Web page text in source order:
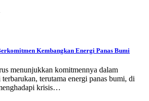
Kembangkan Energi Panas Bumi
menunjukkan komitmennya dalam
terutama energi panas bumi, di
krisis…